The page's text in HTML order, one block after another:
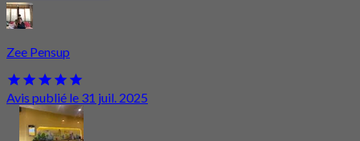
Zee Pensup
Avis publié le 31 juil. 2025